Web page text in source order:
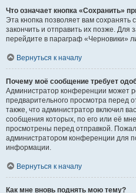
Что означает кнопка «Сохранить»
Эта кнопка позволяет вам сохранять
закончить и отправить их позже. Для
перейдите в параграф «Черновики»
Вернуться к началу
Почему моё сообщение требует
Администратор конференции может
предварительного просмотра перед
также, что администратор включил
сообщения которых, по его или её
просмотрены перед отправкой.
администратором конференции для
информации.
Вернуться к началу
Как мне вновь поднять мою тему?